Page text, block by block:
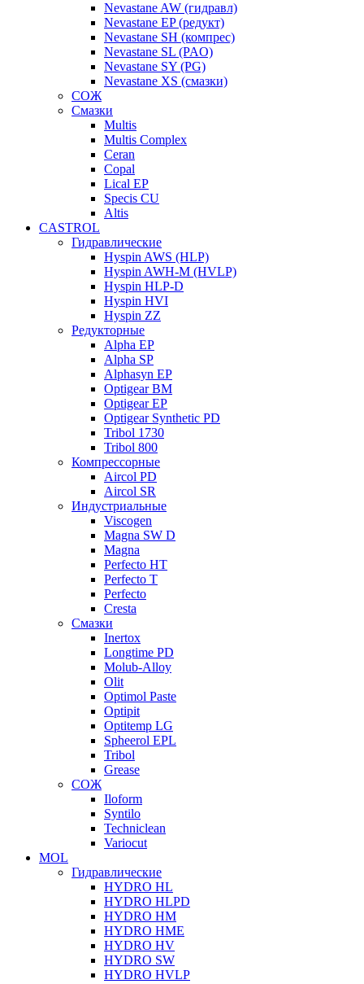
Nevastane AW (гидравл)
Nevastane EP (редукт)
Nevastane SH (компрес)
Nevastane SL (PAO)
Nevastane SY (PG)
Nevastane XS (смазки)
СОЖ
Смазки
Multis
Multis Complex
Ceran
Copal
Lical EP
Specis CU
Altis
CASTROL
Гидравлические
Hyspin AWS (HLP)
Hyspin AWH-M (HVLP)
Hyspin HLP-D
Hyspin HVI
Hyspin ZZ
Редукторные
Alpha EP
Alpha SP
Alphasyn EP
Optigear BM
Optigear EP
Optigear Synthetic PD
Tribol 1730
Tribol 800
Компрессорные
Aircol PD
Aircol SR
Индустриальные
Viscogen
Magna SW D
Magna
Perfecto HT
Perfecto T
Perfecto
Cresta
Смазки
Inertox
Longtime PD
Molub-Alloy
Olit
Optimol Paste
Optipit
Optitemp LG
Spheerol EPL
Tribol
Grease
СОЖ
Iloform
Syntilo
Techniclean
Variocut
MOL
Гидравлические
HYDRO HL
HYDRO HLPD
HYDRO HM
HYDRO HME
HYDRO HV
HYDRO SW
HYDRO HVLP